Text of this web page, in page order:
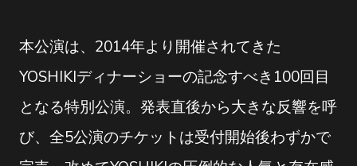
本公演は、2014年より開催されてきた
YOSHIKIディナーショーの記念すべき100回目
となる特別公演。発表直後から大きな反響を呼
び、全5公演のチケットは受付開始後わずかで